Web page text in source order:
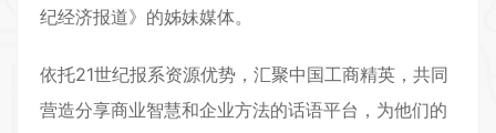
纪经济报道》的姊妹媒体。
依托21世纪报系资源优势，汇聚中国工商精英，共同
营造分享商业智慧和企业方法的话语平台，为他们的